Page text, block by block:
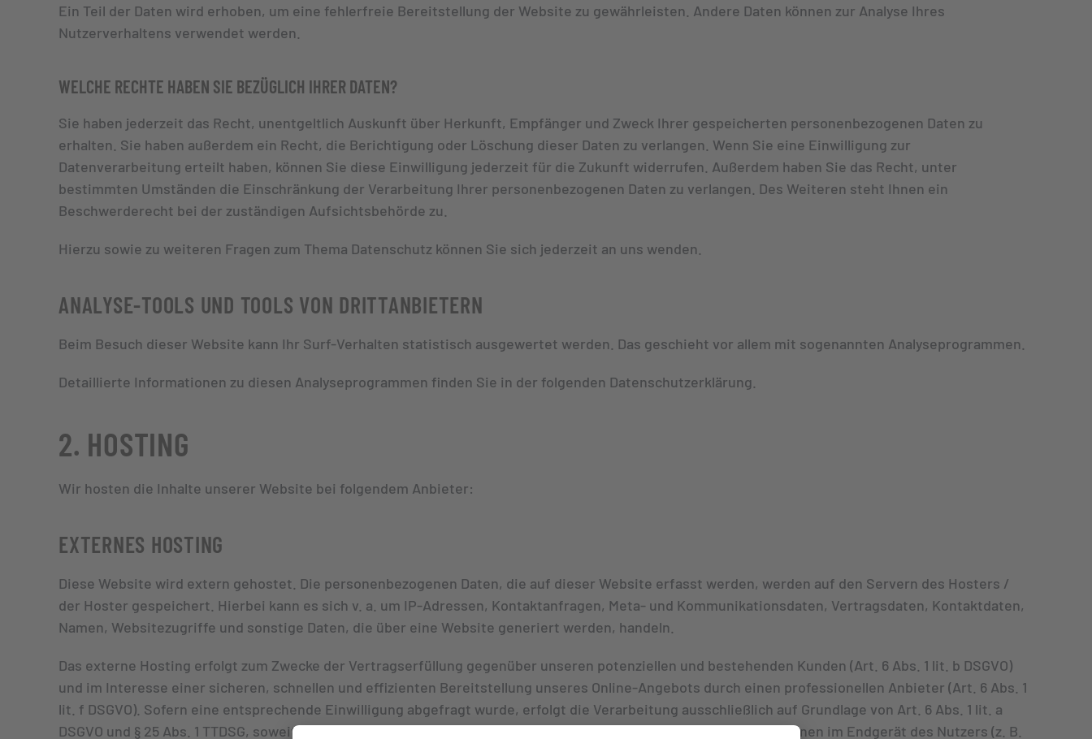
Ein Teil der Daten wird erhoben, um eine fehlerfreie Bereitstellung der Website zu gewährleisten. Andere Daten können zur Analyse Ihres
Nutzerverhaltens verwendet werden.
WELCHE RECHTE HABEN SIE BEZÜGLICH IHRER DATEN?
Sie haben jederzeit das Recht, unentgeltlich Auskunft über Herkunft, Empfänger und Zweck Ihrer gespeicherten personenbezogenen Daten zu
erhalten. Sie haben außerdem ein Recht, die Berichtigung oder Löschung dieser Daten zu verlangen. Wenn Sie eine Einwilligung zur
Datenverarbeitung erteilt haben, können Sie diese Einwilligung jederzeit für die Zukunft widerrufen. Außerdem haben Sie das Recht, unter
bestimmten Umständen die Einschränkung der Verarbeitung Ihrer personenbezogenen Daten zu verlangen. Des Weiteren steht Ihnen ein
Beschwerderecht bei der zuständigen Aufsichtsbehörde zu.
Hierzu sowie zu weiteren Fragen zum Thema Datenschutz können Sie sich jederzeit an uns wenden.
ANALYSE-TOOLS UND TOOLS VON DRITT­ANBIETERN
Beim Besuch dieser Website kann Ihr Surf-Verhalten statistisch ausgewertet werden. Das geschieht vor allem mit sogenannten Analyseprogrammen.
Detaillierte Informationen zu diesen Analyseprogrammen finden Sie in der folgenden Datenschutzerklärung.
2. HOSTING
Wir hosten die Inhalte unserer Website bei folgendem Anbieter:
EXTERNES HOSTING
Diese Website wird extern gehostet. Die personenbezogenen Daten, die auf dieser Website erfasst werden, werden auf den Servern des Hosters /
der Hoster gespeichert. Hierbei kann es sich v. a. um IP-Adressen, Kontaktanfragen, Meta- und Kommunikationsdaten, Vertragsdaten, Kontaktdaten,
Namen, Websitezugriffe und sonstige Daten, die über eine Website generiert werden, handeln.
Das externe Hosting erfolgt zum Zwecke der Vertragserfüllung gegenüber unseren potenziellen und bestehenden Kunden (Art. 6 Abs. 1 lit. b DSGVO)
und im Interesse einer sicheren, schnellen und effizienten Bereitstellung unseres Online-Angebots durch einen professionellen Anbieter (Art. 6 Abs. 1
lit. f DSGVO). Sofern eine entsprechende Einwilligung abgefragt wurde, erfolgt die Verarbeitung ausschließlich auf Grundlage von Art. 6 Abs. 1 lit. a
DSGVO und § 25 Abs. 1 TTDSG, soweit die Einwilligung die Speicherung von Cookies oder den Zugriff auf Informationen im Endgerät des Nutzers (z. B.